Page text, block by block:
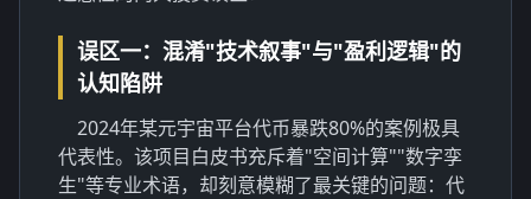
误区一：混淆"技术叙事"与"盈利逻辑"的
认知陷阱
2024年某元宇宙平台代币暴跌80%的案例极具
代表性。该项目白皮书充斥着"空间计算""数字孪
生"等专业术语，却刻意模糊了最关键的问题：代